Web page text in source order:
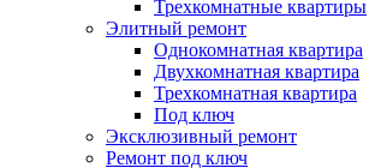
Трехкомнатные квартиры
Элитный ремонт
Однокомнатная квартира
Двухкомнатная квартира
Трехкомнатная квартира
Под ключ
Эксклюзивный ремонт
Ремонт под ключ